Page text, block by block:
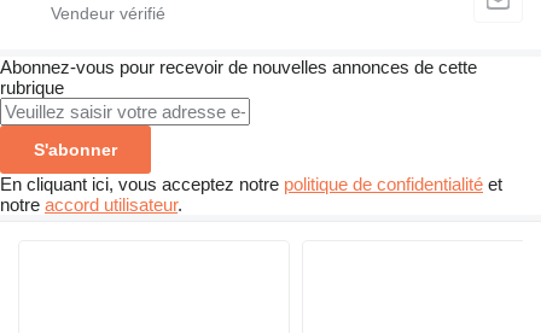
Abonnez-vous pour recevoir de nouvelles annonces de cette
rubrique
S'abonner
En cliquant ici, vous acceptez notre politique de confidentialité et
notre accord utilisateur.